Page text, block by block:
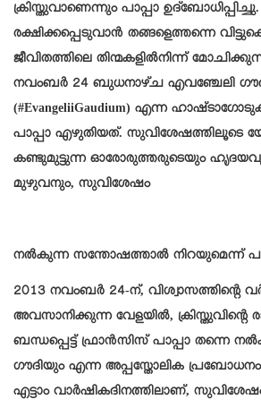
ക്രിസ്തുവാണെന്നും പാപ്പാ
രക്ഷിക്കപ്പെടുവാൻ തങ്ങളെത്തന്നെ
ജീവിതത്തിലെ തിന്മകളിൽനിന്ന്
നവംബർ 24 ബുധനാഴ്ച എവഞ്ചേലി
(#EvangeliiGaudium) എന്ന
പാപ്പാ എഴുതിയത്. സുവിശേഷത്തിലൂടെ
കണ്ടുമുട്ടുന്ന ഓരോരുത്തരുടെയും
മുഴുവനും, സുവിശേഷം
നൽകുന്ന സന്തോഷത്താൽ നിറയുമെന്ന്
2013 നവംബർ 24-ന്, വിശ്വാസത്തിന്റെ
അവസാനിക്കുന്ന വേളയിൽ, ക്രിസ്തുവിന്റെ
ബന്ധപ്പെട്ട് ഫ്രാൻസിസ് പാപ്പാ തന്നെ
ഗൗദിയും എന്ന അപ്പസ്തോലിക പ്രബോധനം
എട്ടാം വാർഷികദിനത്തിലാണ്,